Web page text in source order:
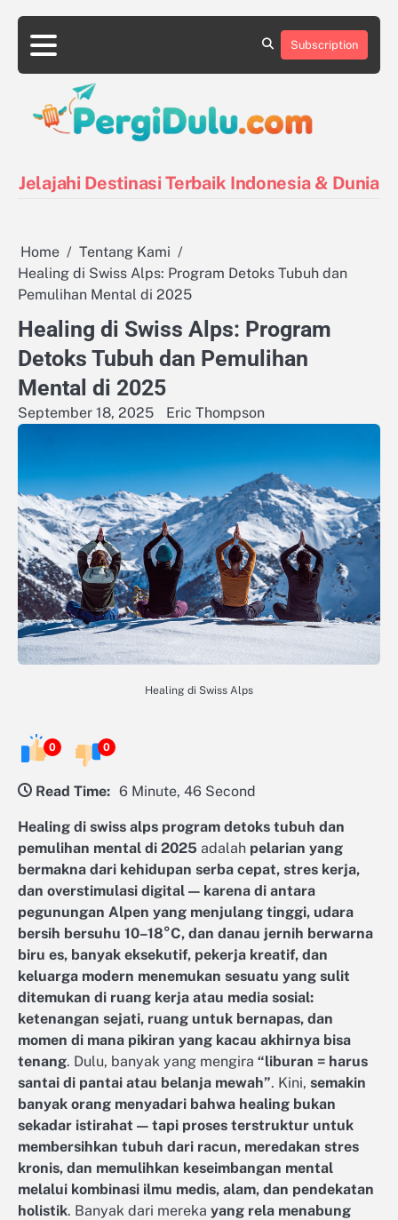
content
Destinasi
Destinasi
Kontak
Kuliner
Tentang
Tips
Subscription
Jelajahi Destinasi Terbaik Indonesia & Dunia
Home
Tentang Kami
Healing di Swiss Alps: Program Detoks Tubuh dan
Pemulihan Mental di 2025
Healing di Swiss Alps: Program
Detoks Tubuh dan Pemulihan
Mental di 2025
September 18, 2025 Eric Thompson
Healing di Swiss Alps
0 0
Read Time: 6 Minute, 46 Second
Healing di swiss alps program detoks tubuh dan
pemulihan mental di 2025 adalah pelarian yang
bermakna dari kehidupan serba cepat, stres kerja,
dan overstimulasi digital — karena di antara
pegunungan Alpen yang menjulang tinggi, udara
bersih bersuhu 10–18°C, dan danau jernih berwarna
biru es, banyak eksekutif, pekerja kreatif, dan
keluarga modern menemukan sesuatu yang sulit
ditemukan di ruang kerja atau media sosial:
ketenangan sejati, ruang untuk bernapas, dan
momen di mana pikiran yang kacau akhirnya bisa
tenang. Dulu, banyak yang mengira “liburan = harus
santai di pantai atau belanja mewah”. Kini, semakin
banyak orang menyadari bahwa healing bukan
sekadar istirahat — tapi proses terstruktur untuk
membersihkan tubuh dari racun, meredakan stres
kronis, dan memulihkan keseimbangan mental
melalui kombinasi ilmu medis, alam, dan pendekatan
holistik. Banyak dari mereka yang rela menabung